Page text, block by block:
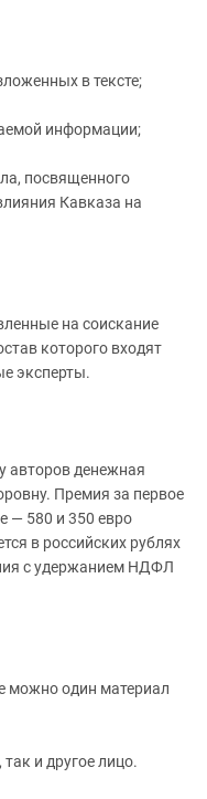
в тексте;
информации;
посвященного
Кавказа на
на соискание
которого входят
эксперты.
авторов денежная
Премия за первое
— 580 и 350 евро
в российских рублях
с удержанием НДФЛ
можно один материал
и другое лицо.